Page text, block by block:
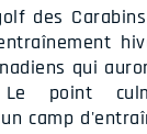
des
qui
Le point
camp